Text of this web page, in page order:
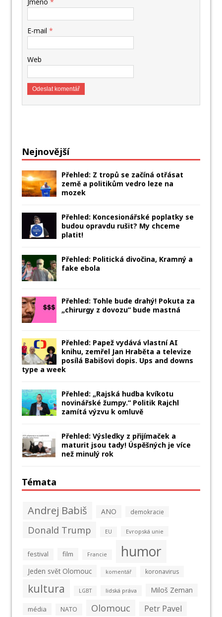
E-mail *
Web
Nejnovější
Přehled: Z tropů se začíná otřásat
země a politikům vedro leze na
mozek
Přehled: Koncesionářské poplatky se
budou opravdu rušit? My chceme
platit!
Přehled: Politická divočina, Kramný a
fake ebola
Přehled: Tohle bude drahý! Pokuta za
„chirurgy z dovozu“ bude mastná
Přehled: Papež vydává vlastní AI
knihu, zemřel Jan Hraběta a televize
posílá Babišovi dopis. Ups and downs
type a week
Přehled: „Rajská hudba kvíkotu
novinářské žumpy.“ Politik Rajchl
zamítá výzvu k omluvě
Přehled: Výsledky z přijímaček a
maturit jsou tady! Úspěšných je více
než minulý rok
Témata
Andrej Babiš ANO demokracie
Donald Trump EU Evropská unie
festival film Francie humor
Jeden svět Olomouc komentář koronavirus
kultura LGBT lidská práva Miloš Zeman
média NATO Olomouc Petr Pavel